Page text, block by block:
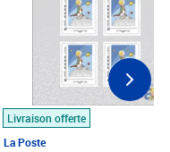
Livraison offerte
La Poste